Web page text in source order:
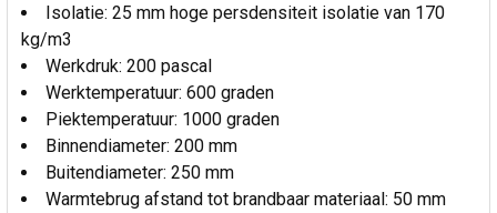
Isolatie: 25 mm hoge persdensiteit isolatie van 170
kg/m3
Werkdruk: 200 pascal
Werktemperatuur: 600 graden
Piektemperatuur: 1000 graden
Binnendiameter: 200 mm
Buitendiameter: 250 mm
Warmtebrug afstand tot brandbaar materiaal: 50 mm